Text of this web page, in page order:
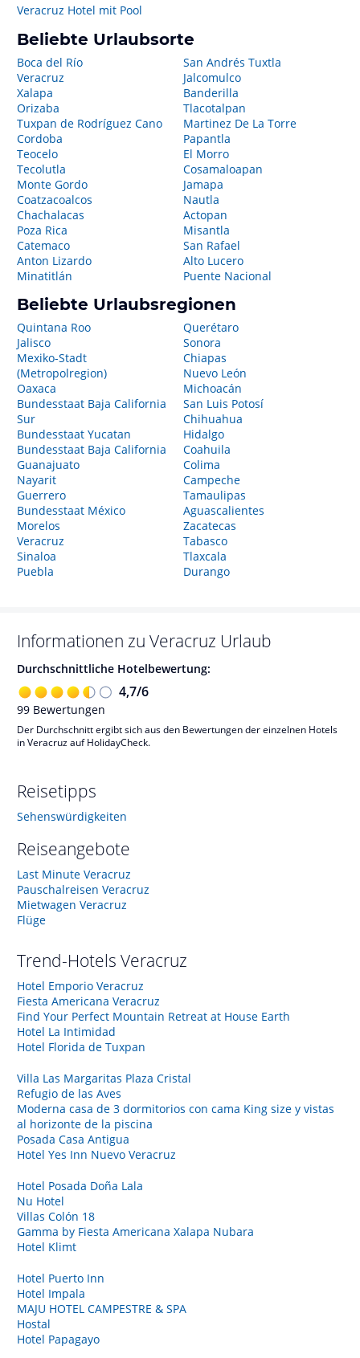
Veracruz Hotel mit Pool
Beliebte Urlaubsorte
Boca del Río
Veracruz
Xalapa
Orizaba
Tuxpan de Rodríguez Cano
Cordoba
Teocelo
Tecolutla
Monte Gordo
Coatzacoalcos
Chachalacas
Poza Rica
Catemaco
Anton Lizardo
Minatitlán
San Andrés Tuxtla
Jalcomulco
Banderilla
Tlacotalpan
Martinez De La Torre
Papantla
El Morro
Cosamaloapan
Jamapa
Nautla
Actopan
Misantla
San Rafael
Alto Lucero
Puente Nacional
Beliebte Urlaubsregionen
Quintana Roo
Jalisco
Mexiko-Stadt
(Metropolregion)
Oaxaca
Bundesstaat Baja California
Sur
Bundesstaat Yucatan
Bundesstaat Baja California
Guanajuato
Nayarit
Guerrero
Bundesstaat México
Morelos
Veracruz
Sinaloa
Puebla
Querétaro
Sonora
Chiapas
Nuevo León
Michoacán
San Luis Potosí
Chihuahua
Hidalgo
Coahuila
Colima
Campeche
Tamaulipas
Aguascalientes
Zacatecas
Tabasco
Tlaxcala
Durango
Informationen zu Veracruz Urlaub
Durchschnittliche Hotelbewertung:
4,7/6
99 Bewertungen
Der Durchschnitt ergibt sich aus den Bewertungen der einzelnen Hotels
in Veracruz auf HolidayCheck.
Reisetipps
Sehenswürdigkeiten
Reiseangebote
Last Minute Veracruz
Pauschalreisen Veracruz
Mietwagen Veracruz
Flüge
Trend-Hotels Veracruz
Hotel Emporio Veracruz
Fiesta Americana Veracruz
Find Your Perfect Mountain Retreat at House Earth
Hotel La Intimidad
Hotel Florida de Tuxpan
Villa Las Margaritas Plaza Cristal
Refugio de las Aves
Moderna casa de 3 dormitorios con cama King size y vistas
al horizonte de la piscina
Posada Casa Antigua
Hotel Yes Inn Nuevo Veracruz
Hotel Posada Doña Lala
Nu Hotel
Villas Colón 18
Gamma by Fiesta Americana Xalapa Nubara
Hotel Klimt
Hotel Puerto Inn
Hotel Impala
MAJU HOTEL CAMPESTRE & SPA
Hostal
Hotel Papagayo